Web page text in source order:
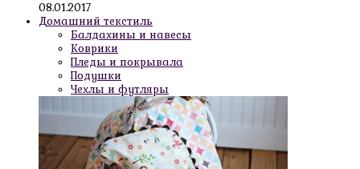
08.01.2017
Домашний текстиль
Балдахины и навесы
Коврики
Пледы и покрывала
Подушки
Чехлы и футляры